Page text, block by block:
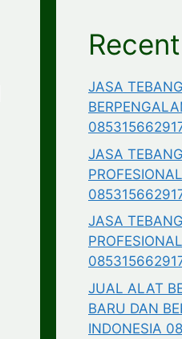
JASA
JASA
JASA
JUAL ALAT
BARU DAN
INDONESIA